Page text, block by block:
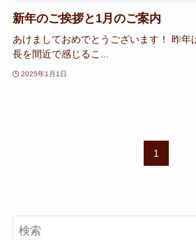
新年のご挨拶と1月のご案内
あけましておめでとうございます！ 昨年
長を間近で感じるこ...
2025年1月1日
1